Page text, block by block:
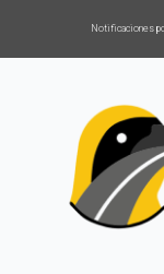
Notificaciones